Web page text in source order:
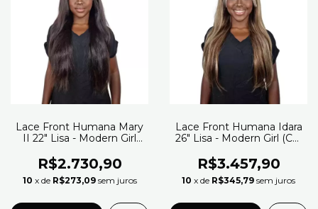
Lace Front Humana Mary
II 22" Lisa - Modern Girl
R$2.730,90
10 x de R$273,09 sem juros
Lace Front Humana Idara
26" Lisa - Modern Girl (Cor
R$3.457,90
10 x de R$345,79 sem juros